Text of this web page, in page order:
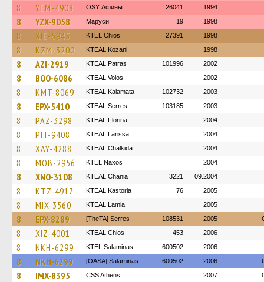
8 YEM-4908 OSY Афины 26041 1994
8 YZX-9058 Маруси 19 1998
8 XIE-6945 KTEL Chios 27391 1998
8 KZM-3200 KTEAL Kozani 1998
8 AZI-2919 KTEAL Patras 101996 2002
8 BOO-6086 KTEAL Volos 2002
8 KMT-8069 KTEAL Kalamata 102732 2003
8 EPX-5410 KTEAL Serres 103185 2003
8 PAZ-3298 KTEAL Florina 2004
8 PIT-9408 KTEAL Larissa 2004
8 XAY-4288 KTEAL Chalkida 2004
8 MOB-2956 KTEL Naxos 2004
8 XNO-3108 KTEAL Chania 3221 09.2004
8 KTZ-4917 KTEAL Kastoria 76 2005
8 MIX-3560 KTEAL Lamia 2005
8 EPX-8289 [TheTA] Serres 108531 2005
8 XIZ-4001 KTEAL Chios 453 2006
8 NKH-6299 KTEL Salaminas 600502 2006
8 NKH-6299 [OASA] Salaminas 600502 2006
8 IMX-8395 CSS Athens 2007